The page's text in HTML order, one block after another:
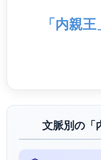
「内親
文脈別の「